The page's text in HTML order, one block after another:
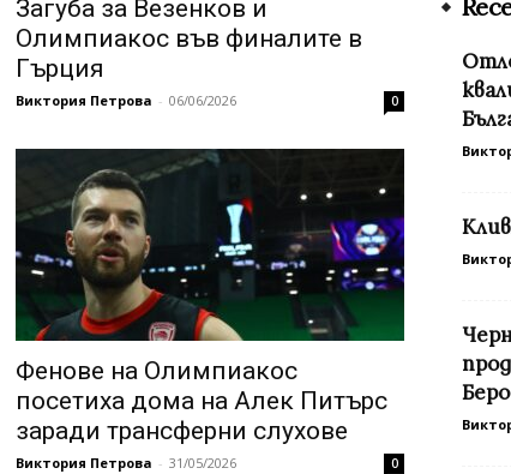
Загуба за Везенков и
Олимпиакос във финалите в
Гърция
Виктория Петрова - 06/06/2026 0
Фенове на Олимпиакос
посетиха дома на Алек Питърс
заради трансферни слухове
Виктория Петрова - 31/05/2026 0